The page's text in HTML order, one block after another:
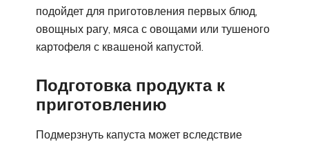
подойдет для приготовления первых блюд,
овощных рагу, мяса с овощами или тушеного
картофеля с квашеной капустой.
Подготовка продукта к
приготовлению
Подмерзнуть капуста может вследствие